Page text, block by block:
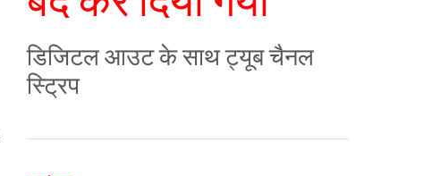
डिजिटल आउट के साथ ट्यूब चैनल
स्ट्रिप